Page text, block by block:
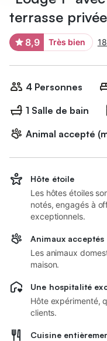
terrasse
8,9 Très bien
4 Personnes
1 Salle de bain
Animal accepté
Hôte étoile
Les hôtes étoiles
notés, engagés à
exceptionnels.
Animaux acceptés
Les animaux
maison.
Une hospitalité
Hôte expérimenté,
clients.
Cuisine